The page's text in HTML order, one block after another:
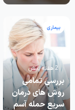
بیماری
بررسی تمامی
روش های درمان
سریع حمله آسم
2 هفته پیش